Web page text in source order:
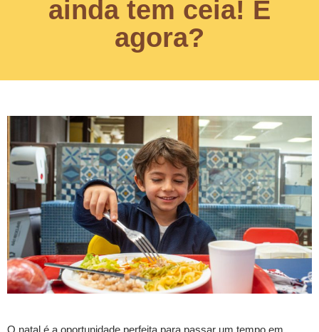
ainda tem ceia! E
agora?
O natal é a oportunidade perfeita para passar um tempo em